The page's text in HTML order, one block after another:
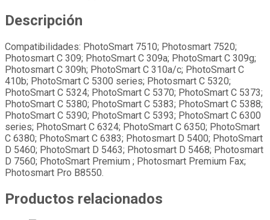
Descripción
Compatibilidades: PhotoSmart 7510; Photosmart 7520;
Photosmart C 309; PhotoSmart C 309a; PhotoSmart C 309g;
Photosmart C 309h; PhotoSmart C 310a/c; PhotoSmart C
410b; PhotoSmart C 5300 series; Photosmart C 5320;
PhotoSmart C 5324; PhotoSmart C 5370; PhotoSmart C 5373;
PhotoSmart C 5380; PhotoSmart C 5383; PhotoSmart C 5388;
PhotoSmart C 5390; PhotoSmart C 5393; PhotoSmart C 6300
series; PhotoSmart C 6324; PhotoSmart C 6350; PhotoSmart
C 6380; PhotoSmart C 6383; Photosmart D 5400; PhotoSmart
D 5460; PhotoSmart D 5463; Photosmart D 5468; Photosmart
D 7560; PhotoSmart Premium ; Photosmart Premium Fax;
Photosmart Pro B8550.
Productos relacionados